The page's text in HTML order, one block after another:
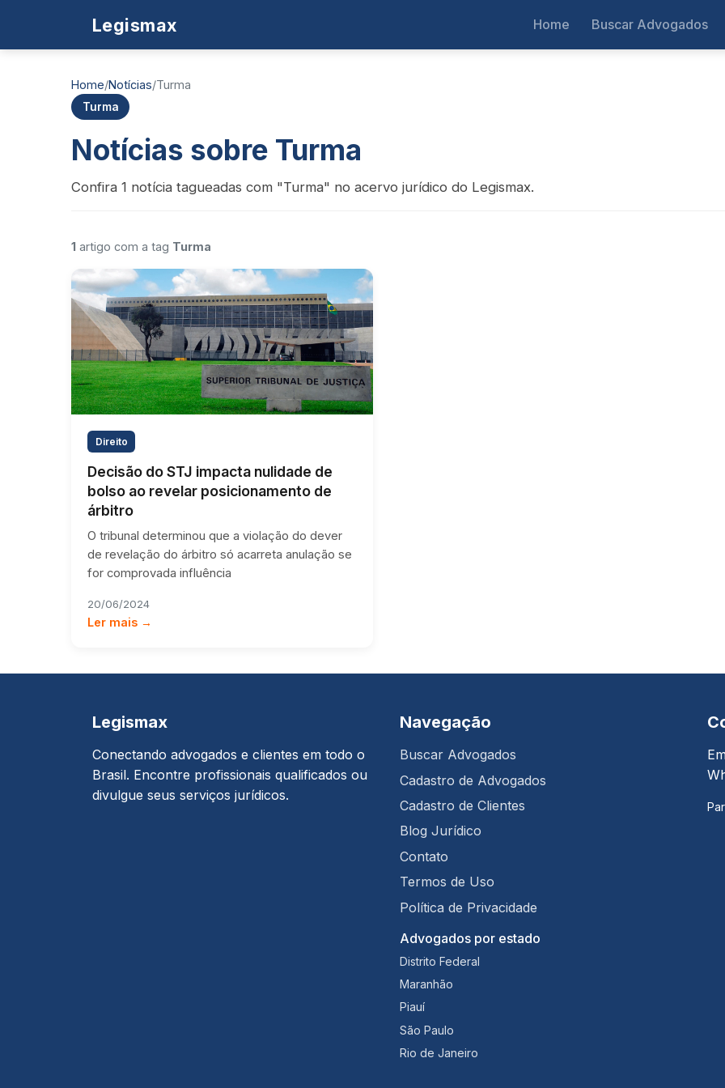
Legismax Home Buscar Advogados
Home/Notícias/Turma
Turma
Notícias sobre Turma
Confira 1 notícia tagueadas com "Turma" no acervo jurídico do Legismax.
1 artigo com a tag Turma
Direito
Decisão do STJ impacta nulidade de
bolso ao revelar posicionamento de
árbitro
O tribunal determinou que a violação do dever
de revelação do árbitro só acarreta anulação se
for comprovada influência
20/06/2024
Ler mais →
Legismax
Conectando advogados e clientes em todo o
Brasil. Encontre profissionais qualificados ou
divulgue seus serviços jurídicos.
Navegação
Buscar Advogados
Cadastro de Advogados
Cadastro de Clientes
Blog Jurídico
Contato
Termos de Uso
Política de Privacidade
Advogados por estado
Distrito Federal
Maranhão
Piauí
São Paulo
Rio de Janeiro